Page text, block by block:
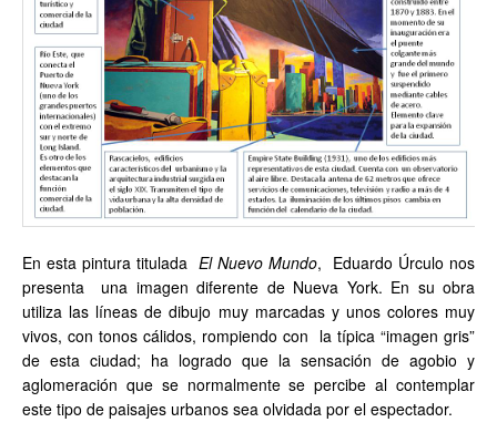
En esta pintura titulada El Nuevo Mundo, Eduardo Úrculo nos
presenta una imagen diferente de Nueva York. En su obra
utiliza las líneas de dibujo muy marcadas y unos colores muy
vivos, con tonos cálidos, rompiendo con la típica “imagen gris”
de esta ciudad; ha logrado que la sensación de agobio y
aglomeración que se normalmente se percibe al contemplar
este tipo de paisajes urbanos sea olvidada por el espectador.